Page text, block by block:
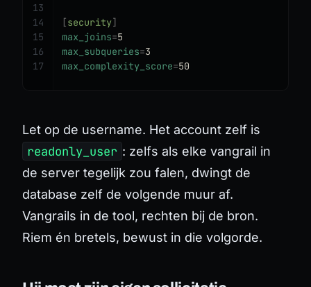
[security]
max_joins=5
max_subqueries=3
max_complexity_score=50
13
14
15
16
17
Let op de username. Het account zelf is
readonly_user : zelfs als elke vangrail in
de server tegelijk zou falen, dwingt de
database zelf de volgende muur af.
Vangrails in de tool, rechten bij de bron.
Riem én bretels, bewust in die volgorde.